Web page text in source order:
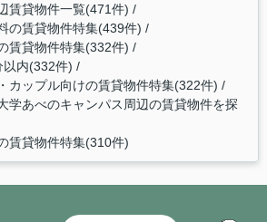
賃貸物件一覧(471件)
の賃貸物件特集(439件)
賃貸物件特集(332件)
以内(332件)
カップル向けの賃貸物件特集(322件)
学あべのキャンパス周辺の賃貸物件を探
賃貸物件特集(310件)